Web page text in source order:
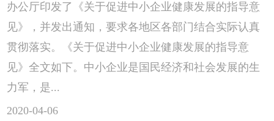
办公厅印发了《关于促进中小企业健康发展的指导意
见》，并发出通知，要求各地区各部门结合实际认真
贯彻落实。《关于促进中小企业健康发展的指导意
见》全文如下。中小企业是国民经济和社会发展的生
力军，是...
2020-04-06